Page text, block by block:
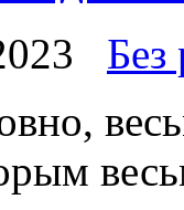
Без